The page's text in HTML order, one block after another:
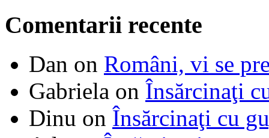
Comentarii recente
Dan on Români, vi se
Gabriela on Însărcinaţi
Dinu on Însărcinaţi cu